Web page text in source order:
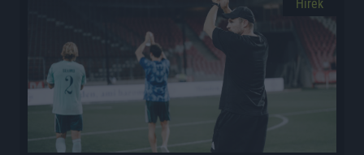
Hírek